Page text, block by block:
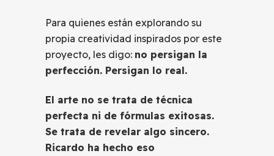
Para quienes están explorando su
propia creatividad inspirados por este
proyecto, les digo: no persigan la
perfección. Persigan lo real.
El arte no se trata de técnica
perfecta ni de fórmulas exitosas.
Se trata de revelar algo sincero.
Ricardo ha hecho eso